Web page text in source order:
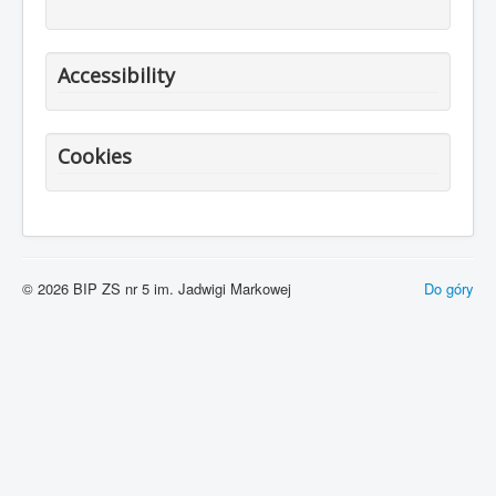
Accessibility
Cookies
Do góry
© 2026 BIP ZS nr 5 im. Jadwigi Markowej